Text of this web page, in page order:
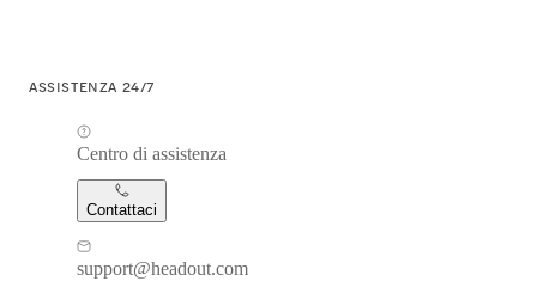
ASSISTENZA 24/7
Centro di assistenza
Contattaci
support@headout.com